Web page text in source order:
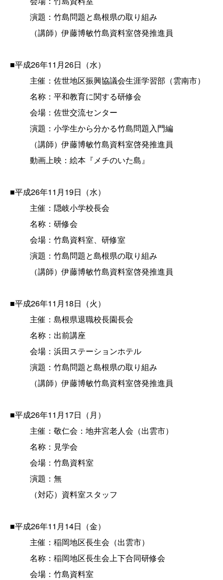
演題：竹島問題と島根県の取り組み
（講師）伊藤博敏竹島資料室啓発推進員
■平成26年11月26日（水）
主催：佐世地区振興協議会生涯学習部（雲南市）
名称：平和教育に関する研修会
会場：佐世交流センター
演題：小学生から分かる竹島問題入門編
（講師）伊藤博敏竹島資料室啓発推進員
動画上映：絵本『メチのいた島』
■平成26年11月19日（水）
主催：隠岐小学校長会
名称：研修会
会場：竹島資料室、研修室
演題：竹島問題と島根県の取り組み
（講師）伊藤博敏竹島資料室啓発推進員
■平成26年11月18日（火）
主催：島根県退職校長園長会
名称：出前講座
会場：浜田ステーションホテル
演題：竹島問題と島根県の取り組み
（講師）伊藤博敏竹島資料室啓発推進員
■平成26年11月17日（月）
主催：敬仁会：地井宮老人会（出雲市）
名称：見学会
会場：竹島資料室
演題：無
（対応）資料室スタッフ
■平成26年11月14日（金）
主催：稲岡地区長生会（出雲市）
名称：稲岡地区長生会上下合同研修会
会場：竹島資料室